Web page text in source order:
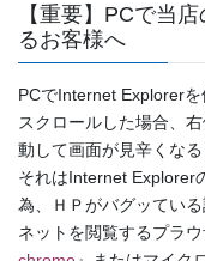
【重要】PCで当
るお客様へ
PCでInternet Explorer
スクロールした場合、
動して画面が見辛くな
それはInternet Explorer
為、ＨＰがバグッている
ネットを閲覧するプラ